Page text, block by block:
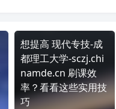
想提高 现代专技-成
都理工大学-sczj.chi
namde.cn 刷课效
率？看看这些实用技
巧